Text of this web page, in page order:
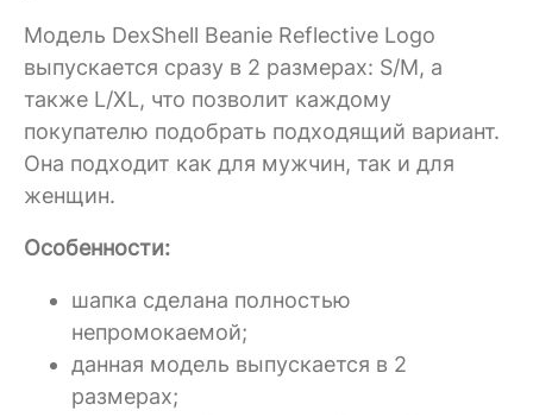
Модель DexShell Beanie Reflective Logo
выпускается сразу в 2 размерах: S/M, а
также L/XL, что позволит каждому
покупателю подобрать подходящий вариант.
Она подходит как для мужчин, так и для
женщин.
Особенности:
шапка сделана полностью
непромокаемой;
данная модель выпускается в 2
размерах;